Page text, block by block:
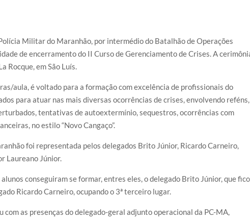
Militar do Maranhão, por intermédio do Batalhão de Operações
de encerramento do II Curso de Gerenciamento de Crises. A
Rocque, em São Luís.
aula, é voltado para a formação com excelência de profissionais do
para atuar nas mais diversas ocorrências de crises, envolvendo reféns,
tentativas de autoextermínio, sequestros, ocorrências com
no estilo “Novo Cangaço”.
foi representada pelos delegados Brito Júnior, Ricardo Carneiro,
Laureano Júnior.
conseguiram se formar, entres eles, o delegado Brito Júnior, que
Ricardo Carneiro, ocupando o 3ª terceiro lugar.
as presenças do delegado-geral adjunto operacional da PC-MA,